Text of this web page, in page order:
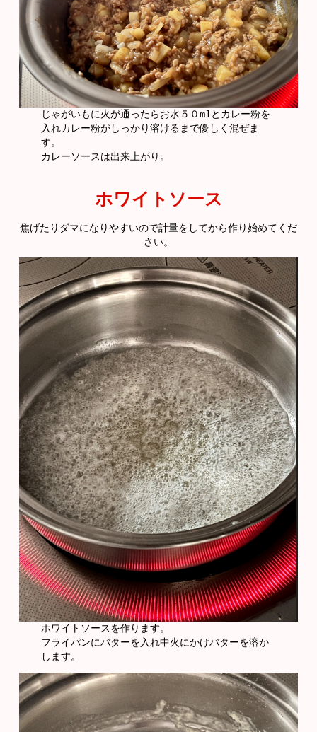
じゃがいもに火が通ったらお水５０mlとカレー粉を
入れカレー粉がしっかり溶けるまで優しく混ぜま
す。
カレーソースは出来上がり。
ホワイトソース
焦げたりダマになりやすいので計量をしてから作り始めてくだ
さい。
ホワイトソースを作ります。
フライパンにバターを入れ中火にかけバターを溶か
します。